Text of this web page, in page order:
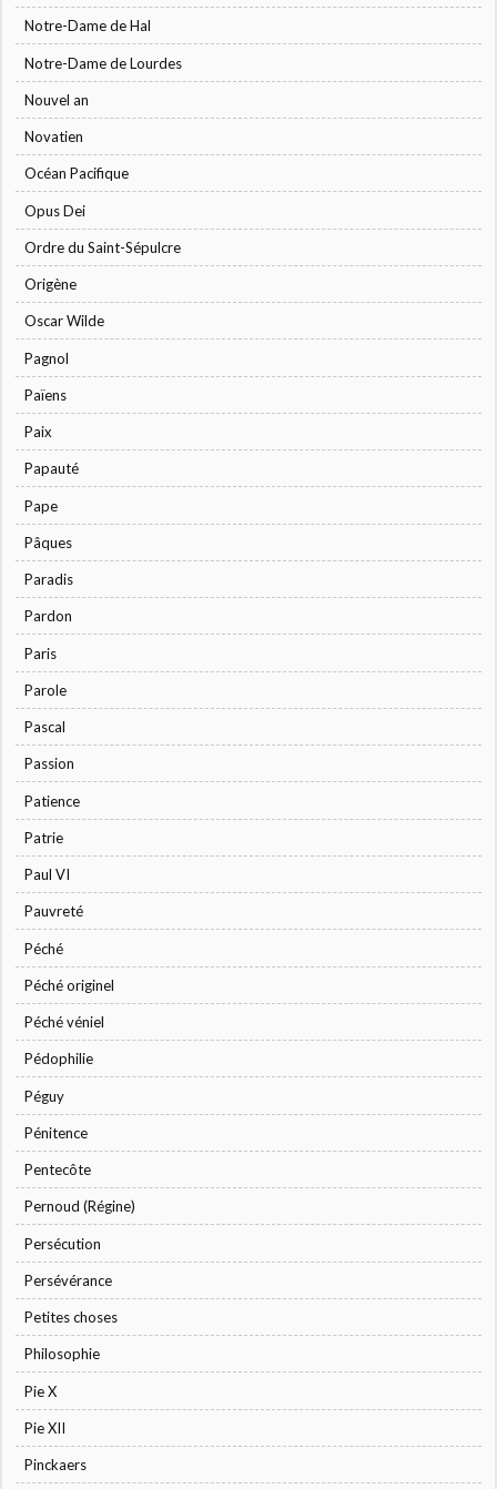
Notre-Dame de Hal
Notre-Dame de Lourdes
Nouvel an
Novatien
Océan Pacifique
Opus Dei
Ordre du Saint-Sépulcre
Origène
Oscar Wilde
Pagnol
Païens
Paix
Papauté
Pape
Pâques
Paradis
Pardon
Paris
Parole
Pascal
Passion
Patience
Patrie
Paul VI
Pauvreté
Péché
Péché originel
Péché véniel
Pédophilie
Péguy
Pénitence
Pentecôte
Pernoud (Régine)
Persécution
Persévérance
Petites choses
Philosophie
Pie X
Pie XII
Pinckaers